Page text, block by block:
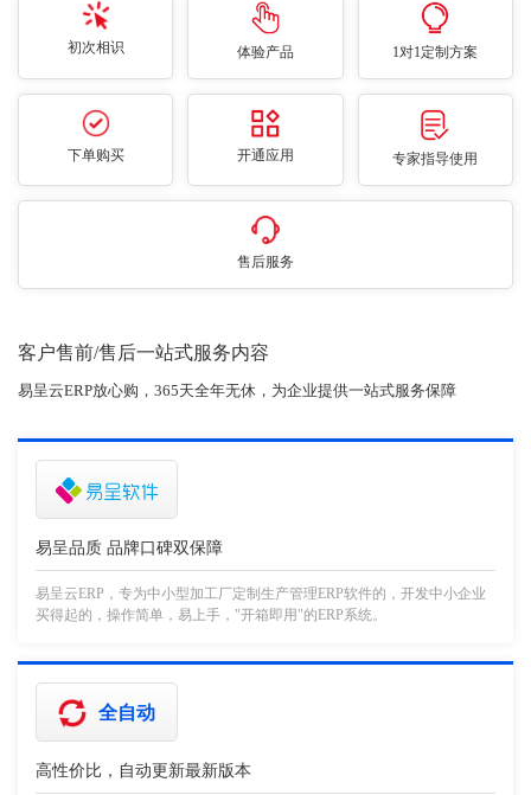
初次相识 体验产品 1对1定制方案
下单购买 开通应用 专家指导使用
售后服务
客户售前/售后一站式服务内容
易呈云ERP放心购，365天全年无休，为企业提供一站式服务保障
易呈品质 品牌口碑双保障
易呈云ERP，专为中小型加工厂定制生产管理ERP软件的，开发中小企业
买得起的，操作简单，易上手，"开箱即用"的ERP系统。
全自动
高性价比，自动更新最新版本